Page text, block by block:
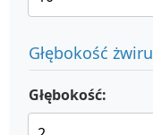
Głębokość żwiru
Głębokość: